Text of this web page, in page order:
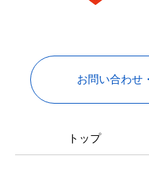
お問い合わせ
トップ